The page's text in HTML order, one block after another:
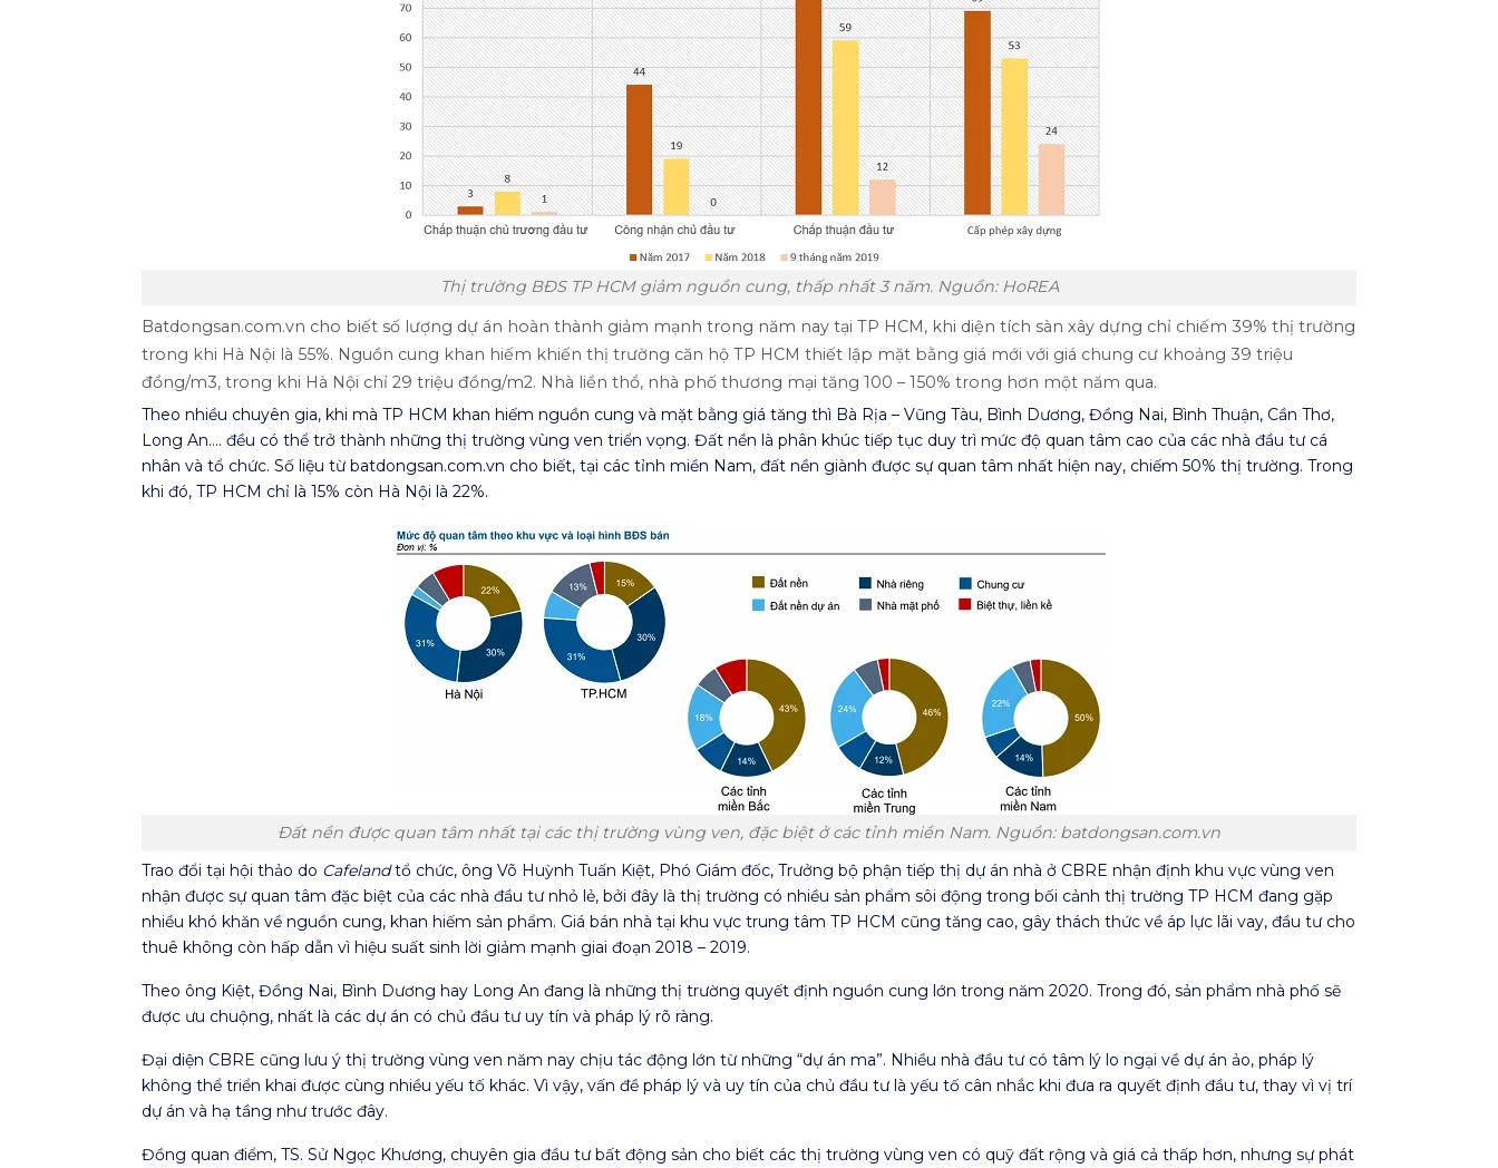
Thị trường BĐS TP HCM giảm nguồn cung, thấp nhất 3 năm. Nguồn: HoREA
Batdongsan.com.vn cho biết số lượng dự án hoàn thành giảm mạnh trong năm nay tại TP HCM, khi diện tích sàn xây dựng chỉ chiếm 39% thị trường
trong khi Hà Nội là 55%. Nguồn cung khan hiếm khiến thị trường căn hộ TP HCM thiết lập mặt bằng giá mới với giá chung cư khoảng 39 triệu
đồng/m3, trong khi Hà Nội chỉ 29 triệu đồng/m2. Nhà liền thổ, nhà phố thương mại tăng 100 – 150% trong hơn một năm qua.
Theo nhiều chuyên gia, khi mà TP HCM khan hiếm nguồn cung và mặt bằng giá tăng thì Bà Rịa – Vũng Tàu, Bình Dương, Đồng Nai, Bình Thuận, Cần Thơ,
Long An…. đều có thể trở thành những thị trường vùng ven triển vọng. Đất nền là phân khúc tiếp tục duy trì mức độ quan tâm cao của các nhà đầu tư cá
nhân và tổ chức. Số liệu từ batdongsan.com.vn cho biết, tại các tỉnh miền Nam, đất nền giành được sự quan tâm nhất hiện nay, chiếm 50% thị trường. Trong
khi đó, TP HCM chỉ là 15% còn Hà Nội là 22%.
Đất nền được quan tâm nhất tại các thị trường vùng ven, đặc biệt ở các tỉnh miền Nam. Nguồn: batdongsan.com.vn
Trao đổi tại hội thảo do Cafelandtổ chức, ông Võ Huỳnh Tuấn Kiệt, Phó Giám đốc, Trưởng bộ phận tiếp thị dự án nhà ở CBRE nhận định khu vực vùng ven
nhận được sự quan tâm đặc biệt của các nhà đầu tư nhỏ lẻ, bởi đây là thị trường có nhiều sản phẩm sôi động trong bối cảnh thị trường TP HCM đang gặp
nhiều khó khăn về nguồn cung, khan hiếm sản phẩm. Giá bán nhà tại khu vực trung tâm TP HCM cũng tăng cao, gây thách thức về áp lực lãi vay, đầu tư cho
thuê không còn hấp dẫn vì hiệu suất sinh lời giảm mạnh giai đoạn 2018 – 2019.
Theo ông Kiệt, Đồng Nai, Bình Dương hay Long An đang là những thị trường quyết định nguồn cung lớn trong năm 2020. Trong đó, sản phẩm nhà phố sẽ
được ưu chuộng, nhất là các dự án có chủ đầu tư uy tín và pháp lý rõ ràng.
Đại diện CBRE cũng lưu ý thị trường vùng ven năm nay chịu tác động lớn từ những “dự án ma”. Nhiều nhà đầu tư có tâm lý lo ngại về dự án ảo, pháp lý
không thể triển khai được cùng nhiều yếu tố khác. Vì vậy, vấn đề pháp lý và uy tín của chủ đầu tư là yếu tố cân nhắc khi đưa ra quyết định đầu tư, thay vì vị trí
dự án và hạ tầng như trước đây.
Đồng quan điểm, TS. Sử Ngọc Khương, chuyên gia đầu tư bất động sản cho biết các thị trường vùng ven có quỹ đất rộng và giá cả thấp hơn, nhưng sự phát